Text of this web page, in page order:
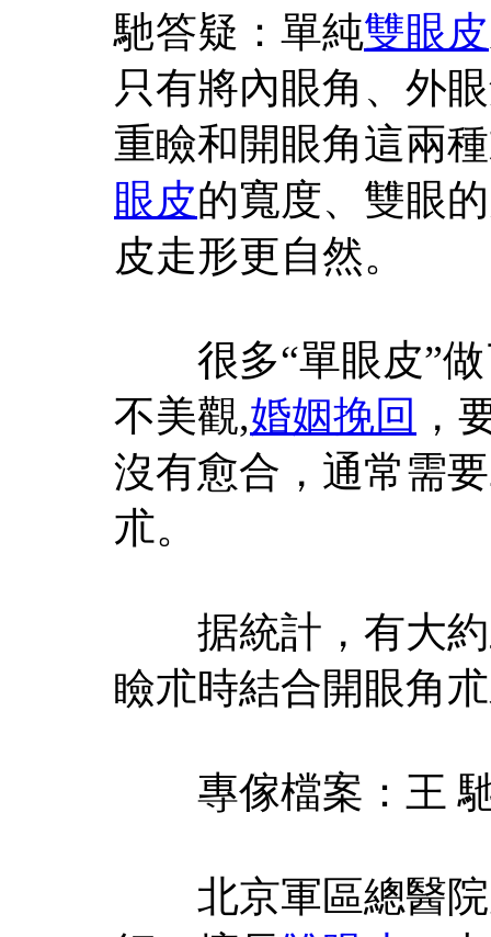
馳答疑：單純雙眼皮
只有將內眼角、外
重瞼和開眼角這兩
眼皮的寬度、雙眼
皮走形更自然。
很多“單眼皮”做
不美觀,婚姻挽回 ，
沒有愈合，通常需
朮。
据統計，有大約
瞼朮時結合開眼角
專傢檔案：王
北京軍區總醫院